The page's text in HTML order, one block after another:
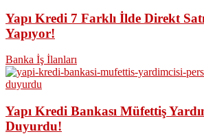
Yapı Kredi 7 Farklı İlde Direkt
Yapıyor!
Banka İş İlanları
Yapı Kredi Bankası Müfettiş
Duyurdu!